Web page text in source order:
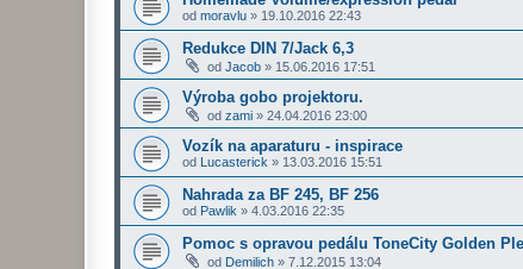
od moravlu » 19.10.2016 22:43
Redukce DIN 7/Jack 6,3
od Jacob » 15.06.2016 17:51
Výroba gobo projektoru.
od zami » 24.04.2016 23:00
Vozík na aparaturu - inspirace
od Lucasterick » 13.03.2016 15:51
Nahrada za BF 245, BF 256
od Pawlik » 4.03.2016 22:35
Pomoc s opravou pedálu ToneCity Golden
od Demilich » 7.12.2015 13:04